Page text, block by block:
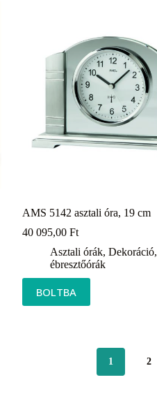
AMS 5142 asztali óra, 19 cm
40 095,00 Ft
Asztali órák, Dekoráció,
ébresztőórák
BOLTBA
1 2